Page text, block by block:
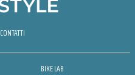
CONTATTI
BIKE LAB